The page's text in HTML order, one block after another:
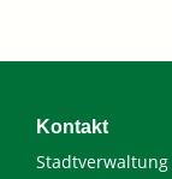
Kontakt
Stadtverwaltung